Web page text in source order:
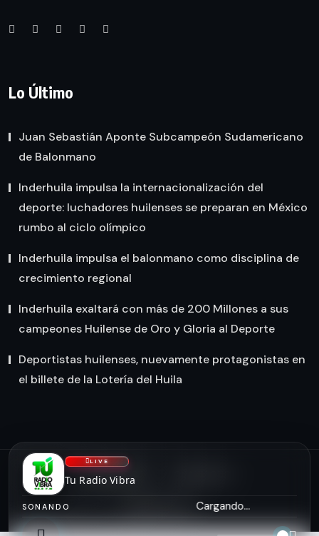
Lo Último
Juan Sebastián Aponte Subcampeón Sudamericano
de Balonmano
Inderhuila impulsa la internacionalización del
deporte: luchadores huilenses se preparan en México
rumbo al ciclo olímpico
Inderhuila impulsa el balonmano como disciplina de
crecimiento regional
Inderhuila exaltará con más de 200 Millones a sus
campeones Huilense de Oro y Gloria al Deporte
Deportistas huilenses, nuevamente protagonistas en
el billete de la Lotería del Huila
NOSOTROS
LIVE
Tu Radio Vibra
SONANDO Cargando...